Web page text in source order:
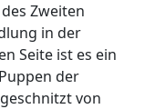
Zweiten
in der
Seite ist es ein
der
von